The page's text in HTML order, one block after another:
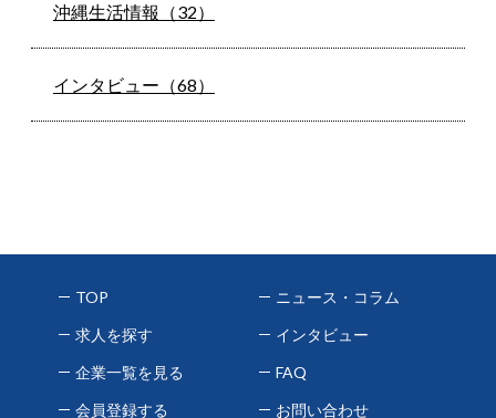
沖縄生活情報（32）
インタビュー（68）
TOP
求人を探す
企業一覧を見る
会員登録する
ニュース・コラム
インタビュー
FAQ
お問い合わせ